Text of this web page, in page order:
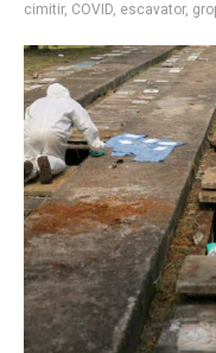
cimitir, COVID, escavator,